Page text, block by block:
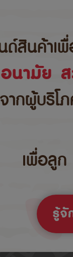
สินค้าเ
นามัย
ากผู้บริ
เพื่อลู
รู้จั